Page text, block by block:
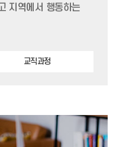
지역에서 행동하는
교직과정